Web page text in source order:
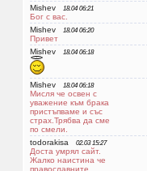
Mishev
18.04 06:21
Бог с вас.
Mishev
18.04 06:20
Привет
Mishev
18.04 06:18
Mishev 18.04 06:18
Мисля че освен с
уважение към брака
пристъпваме и със
страх.Трябва да сме
по смели.
todorakisa
02.03 15:27
Доста умрял сайт.
Жалко наистина че
православните